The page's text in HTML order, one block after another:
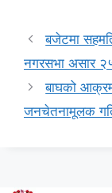
बजेटमा
नगरसभा असार
बाघको
जनचेतनामूलक